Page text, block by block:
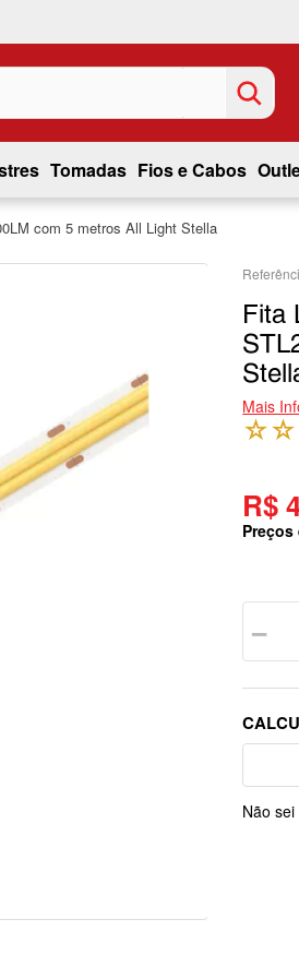
Tomadas Fios e Cabos
com 5 metros All Light Stella
Fita
Mais
☆☆
R$
－
Não